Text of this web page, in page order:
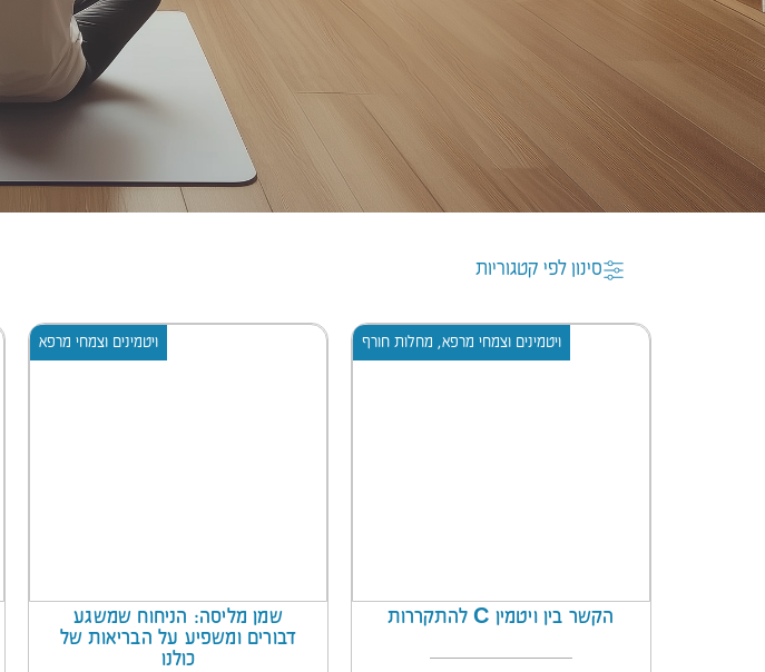
סינון לפי קטגוריות
ויטמינים וצמחי מרפא, מחלות חורף
הקשר בין ויטמין C להתקררות
ויטמינים וצמחי מרפא
שמן מליסה: הניחוח שמשגע
דבורים ומשפיע על הבריאות של
כולנו